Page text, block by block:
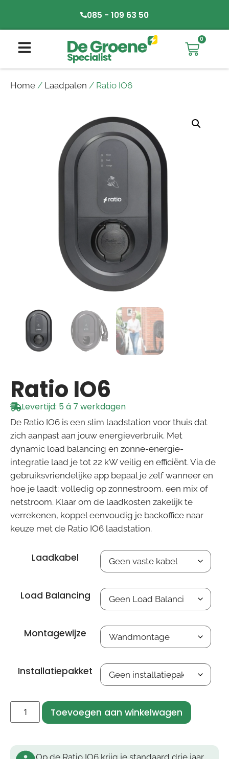
085 - 109 63 50
0
Home / Laadpalen / Ratio IO6
Ratio IO6
Levertijd: 5 á 7 werkdagen
De Ratio IO6 is een slim laadstation voor thuis dat
zich aanpast aan jouw energieverbruik. Met
dynamic load balancing en zonne-energie-
integratie laad je tot 22 kW veilig en efficiënt. Via de
gebruiksvriendelijke app bepaal je zelf wanneer en
hoe je laadt: volledig op zonnestroom, een mix of
netstroom. Klaar om de laadkosten zakelijk te
verrekenen, koppel eenvoudig je backoffice naar
keuze met de Ratio IO6 laadstation.
Laadkabel
Load Balancing
Montagewijze
Installatiepakket
Toevoegen aan winkelwagen
Op de Ratio IO6 krijg je standaard drie jaar